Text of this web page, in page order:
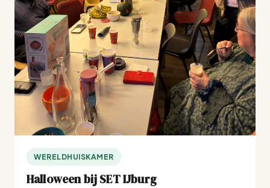
WERELDHUISKAMER
Halloween bij SET IJburg